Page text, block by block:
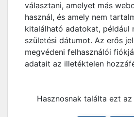
választani, amelyet más
használ, és amely nem
kitalálható adatokat, például
születési dátumot. Az erős
megvédeni felhasználói
adatait az illetéktelen
Hasznosnak találta ezt